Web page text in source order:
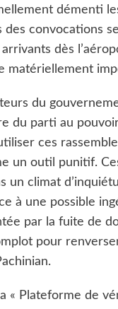
démenti
des convocations
dès
matériellement
du
du parti au
ces
un outil punitif.
un climat
à une possible
par la fuite de
pour
« Plateforme de